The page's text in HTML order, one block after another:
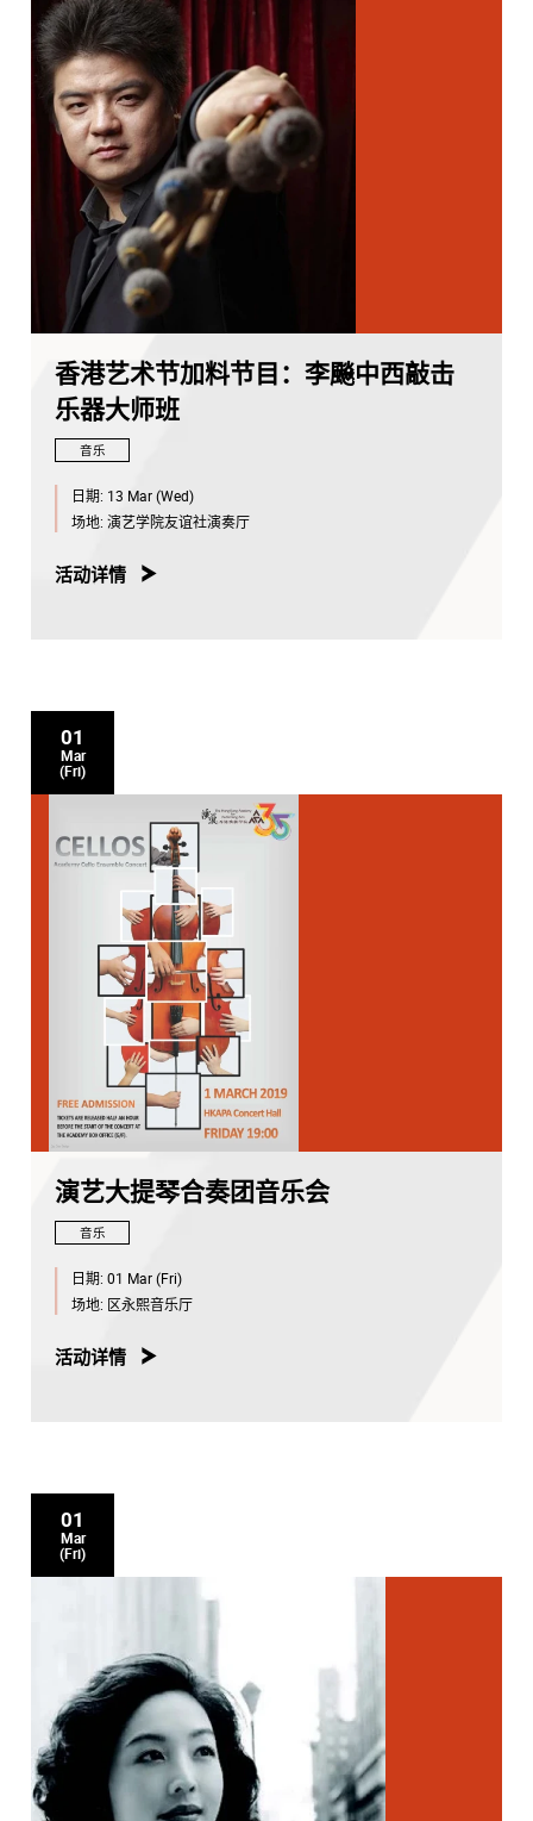
香港艺术节加料节目：李飈中西敲击
乐器大师班
音乐
日期: 13 Mar (Wed)
场地: 演艺学院友谊社演奏厅
活动详情
01
Mar
(Fri)
演艺大提琴合奏团音乐会
音乐
日期: 01 Mar (Fri)
场地: 区永熙音乐厅
活动详情
01
Mar
(Fri)